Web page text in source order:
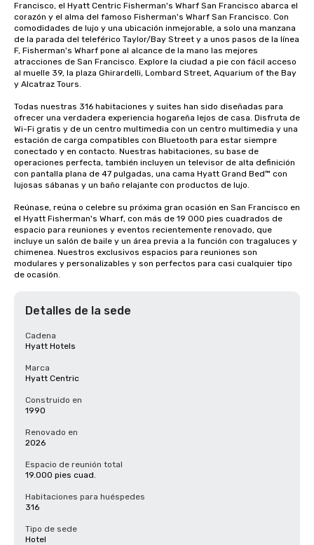
Francisco, el Hyatt Centric Fisherman's Wharf San Francisco abarca el
corazón y el alma del famoso Fisherman's Wharf San Francisco. Con
comodidades de lujo y una ubicación inmejorable, a solo una manzana
de la parada del teleférico Taylor/Bay Street y a unos pasos de la línea
F, Fisherman's Wharf pone al alcance de la mano las mejores
atracciones de San Francisco. Explore la ciudad a pie con fácil acceso
al muelle 39, la plaza Ghirardelli, Lombard Street, Aquarium of the Bay
y Alcatraz Tours.
Todas nuestras 316 habitaciones y suites han sido diseñadas para
ofrecer una verdadera experiencia hogareña lejos de casa. Disfruta de
Wi-Fi gratis y de un centro multimedia con un centro multimedia y una
estación de carga compatibles con Bluetooth para estar siempre
conectado y en contacto. Nuestras habitaciones, su base de
operaciones perfecta, también incluyen un televisor de alta definición
con pantalla plana de 47 pulgadas, una cama Hyatt Grand Bed™ con
lujosas sábanas y un baño relajante con productos de lujo.
Reúnase, reúna o celebre su próxima gran ocasión en San Francisco en
el Hyatt Fisherman's Wharf, con más de 19 000 pies cuadrados de
espacio para reuniones y eventos recientemente renovado, que
incluye un salón de baile y un área previa a la función con tragaluces y
chimenea. Nuestros exclusivos espacios para reuniones son
modulares y personalizables y son perfectos para casi cualquier tipo
de ocasión.
Detalles de la sede
Cadena
Hyatt Hotels
Marca
Hyatt Centric
Construido en
1990
Renovado en
2026
Espacio de reunión total
19.000 pies cuad.
Habitaciones para huéspedes
316
Tipo de sede
Hotel